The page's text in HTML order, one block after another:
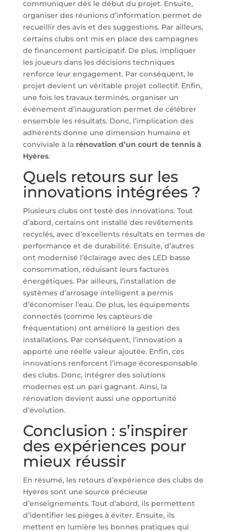
communiquer dès le début du projet. Ensuite,
organiser des réunions d’information permet de
recueillir des avis et des suggestions. Par ailleurs,
certains clubs ont mis en place des campagnes
de financement participatif. De plus, impliquer
les joueurs dans les décisions techniques
renforce leur engagement. Par conséquent, le
projet devient un véritable projet collectif. Enfin,
une fois les travaux terminés, organiser un
événement d’inauguration permet de célébrer
ensemble les résultats. Donc, l’implication des
adhérents donne une dimension humaine et
conviviale à la rénovation d’un court de tennis à
Hyères.
Quels retours sur les
innovations intégrées ?
Plusieurs clubs ont testé des innovations. Tout
d’abord, certains ont installé des revêtements
recyclés, avec d’excellents résultats en termes de
performance et de durabilité. Ensuite, d’autres
ont modernisé l’éclairage avec des LED basse
consommation, réduisant leurs factures
énergétiques. Par ailleurs, l’installation de
systèmes d’arrosage intelligent a permis
d’économiser l’eau. De plus, les équipements
connectés (comme les capteurs de
fréquentation) ont amélioré la gestion des
installations. Par conséquent, l’innovation a
apporté une réelle valeur ajoutée. Enfin, ces
innovations renforcent l’image écoresponsable
des clubs. Donc, intégrer des solutions
modernes est un pari gagnant. Ainsi, la
rénovation devient aussi une opportunité
d’évolution.
Conclusion : s’inspirer
des expériences pour
mieux réussir
En résumé, les retours d’expérience des clubs de
Hyères sont une source précieuse
d’enseignements. Tout d’abord, ils permettent
d’identifier les pièges à éviter. Ensuite, ils
mettent en lumière les bonnes pratiques qui